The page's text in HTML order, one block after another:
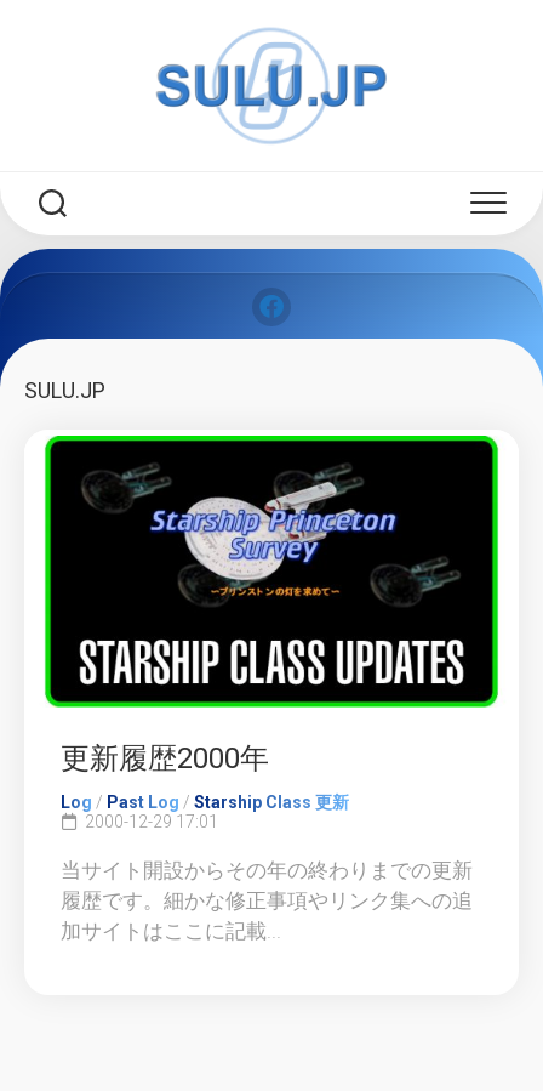
SULU.JP
更新履歴2000年
Log / Past Log / Starship Class 更新
2000-12-29 17:01
当サイト開設からその年の終わりまでの更新
履歴です。細かな修正事項やリンク集への追
加サイトはここに記載...